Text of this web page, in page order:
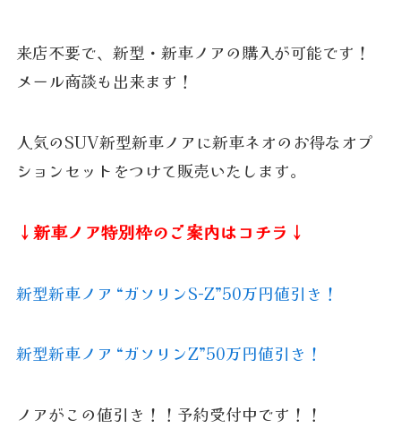
来店不要で、新型・新車ノアの購入が可能です！
メール商談も出来ます！
人気のSUV新型新車ノアに新車ネオのお得なオプ
ションセットをつけて販売いたします。
↓新車ノア特別枠のご案内はコチラ↓
新型新車ノア “ガソリンS-Z”50万円値引き！
新型新車ノア “ガソリンZ”50万円値引き！
ノアがこの値引き！！予約受付中です！！